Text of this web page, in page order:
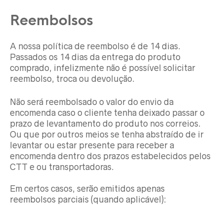
Reembolsos
A nossa política de reembolso é de 14 dias.
Passados os 14 dias da entrega do produto
comprado, infelizmente não é possível solicitar
reembolso, troca ou devolução.
Não será reembolsado o valor do envio da
encomenda caso o cliente tenha deixado passar o
prazo de levantamento do produto nos correios.
Ou que por outros meios se tenha abstraído de ir
levantar ou estar presente para receber a
encomenda dentro dos prazos estabelecidos pelos
CTT e ou transportadoras.
Em certos casos, serão emitidos apenas
reembolsos parciais (quando aplicável):